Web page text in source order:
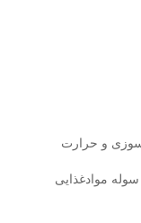
سوزی و حرارت
موادغذایی